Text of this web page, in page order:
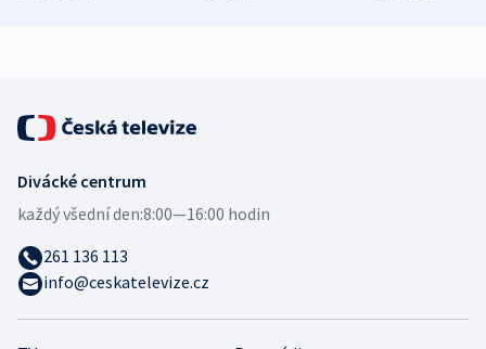
Divácké centrum
každý všední den:8:00—16:00 hodin
261 136 113
info@ceskatelevize.cz